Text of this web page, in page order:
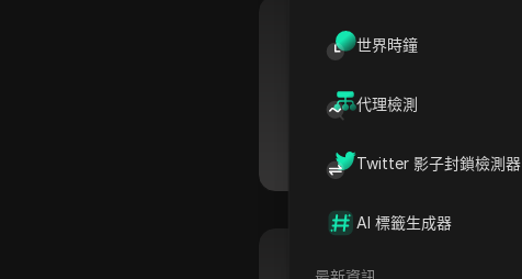
世界時鐘
代理檢測
Twitter 影子封鎖檢測器
AI 標籤生成器
06 01
星期四 08/06